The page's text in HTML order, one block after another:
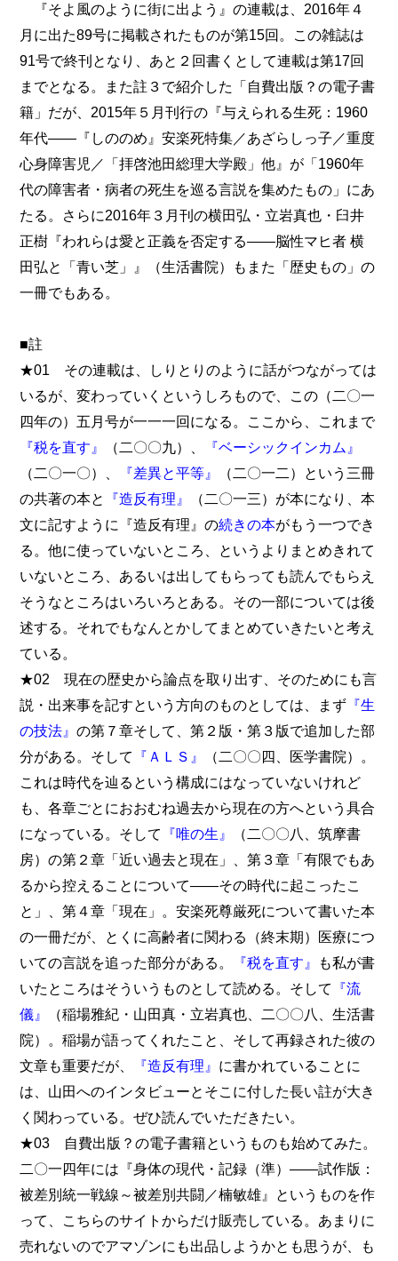
『そよ風のように街に出よう』の連載は、2016年４
月に出た89号に掲載されたものが第15回。この雑誌は
91号で終刊となり、あと２回書くとして連載は第17回
までとなる。また註３で紹介した「自費出版？の電子書
籍」だが、2015年５月刊行の『与えられる生死：1960
年代――『しののめ』安楽死特集／あざらしっ子／重度
心身障害児／「拝啓池田総理大学殿」他』が「1960年
代の障害者・病者の死生を巡る言説を集めたもの」にあ
たる。さらに2016年３月刊の横田弘・立岩真也・臼井
正樹『われらは愛と正義を否定する――脳性マヒ者 横
田弘と「青い芝」』（生活書院）もまた「歴史もの」の
一冊でもある。
■註
★01 その連載は、しりとりのように話がつながっては
いるが、変わっていくというしろもので、この（二〇一
四年の）五月号が一一一回になる。ここから、これまで
『税を直す』
（二〇〇九）、
『ベーシックインカム』
（二〇一〇）、
『差異と平等』
（二〇一二）という三冊
の共著の本と
『造反有理』
（二〇一三）が本になり、本
文に記すように『造反有理』の続きの本がもう一つでき
る。他に使っていないところ、というよりまとめきれて
いないところ、あるいは出してもらっても読んでもらえ
そうなところはいろいろとある。その一部については後
述する。それでもなんとかしてまとめていきたいと考え
ている。
★02 現在の歴史から論点を取り出す、そのためにも言
説・出来事を記すという方向のものとしては、まず 『生
の技法』の第７章そして、第２版・第３版で追加した部
分がある。そして
『ＡＬＳ』
（二〇〇四、医学書院）。
これは時代を辿るという構成にはなっていないけれど
も、各章ごとにおおむね過去から現在の方へという具合
になっている。そして
『唯の生』
（二〇〇八、筑摩書
房）の第２章「近い過去と現在」、第３章「有限でもあ
るから控えることについて――その時代に起こったこ
と」、第４章「現在」。安楽死尊厳死について書いた本
の一冊だが、とくに高齢者に関わる（終末期）医療につ
いての言説を追った部分がある。
『税を直す』
も私が書
いたところはそういうものとして読める。そして
『流
儀』
（稲場雅紀・山田真・立岩真也、二〇〇八、生活書
院）。稲場が語ってくれたこと、そして再録された彼の
文章も重要だが、
『造反有理』 に書かれていることに
は、山田へのインタビューとそこに付した長い註が大き
く関わっている。ぜひ読んでいただきたい。
★03 自費出版？の電子書籍というものも始めてみた。
二〇一四年には『身体の現代・記録（準）――試作版：
被差別統一戦線～被差別共闘／楠敏雄』というものを作
って、こちらのサイトからだけ販売している。あまりに
売れないのでアマゾンにも出品しようかとも思うが、も